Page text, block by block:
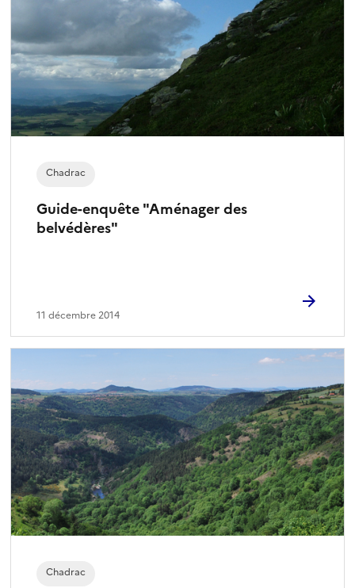
Guide-enquête "Aménager des
belvédères"
Chadrac
11 décembre 2014
Chadrac